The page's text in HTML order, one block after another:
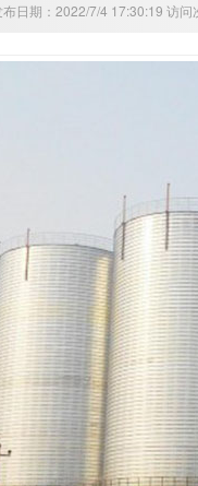
布日期：2022/7/4 17:30:19 访问